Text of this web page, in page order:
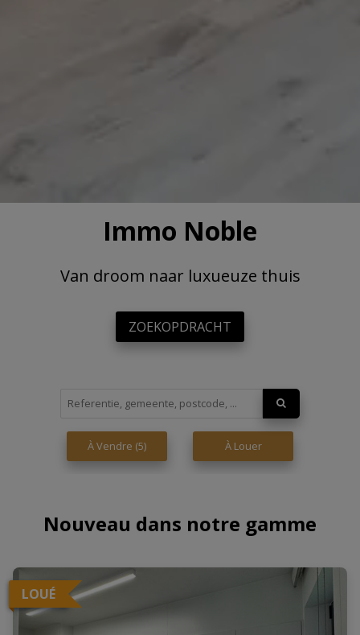
Immo Noble
Van droom naar luxueuze thuis
ZOEKOPDRACHT
À Vendre (5) À Louer
Nouveau dans notre gamme
LOUÉ